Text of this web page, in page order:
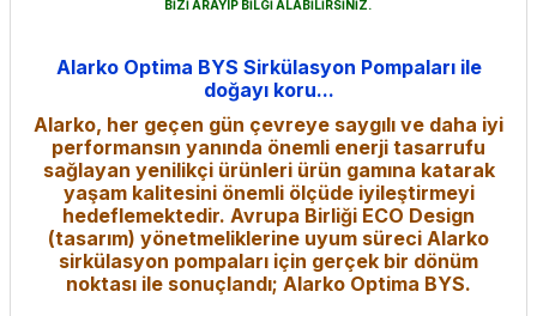
BİZİ ARAYIP BİLGİ ALABİLİRSİNİZ.
Alarko Optima BYS Sirkülasyon Pompaları ile
doğayı koru...
Alarko, her geçen gün çevreye saygılı ve daha iyi
performansın yanında önemli enerji tasarrufu
sağlayan yenilikçi ürünleri ürün gamına katarak
yaşam kalitesini önemli ölçüde iyileştirmeyi
hedeflemektedir. Avrupa Birliği ECO Design
(tasarım) yönetmeliklerine uyum süreci Alarko
sirkülasyon pompaları için gerçek bir dönüm
noktası ile sonuçlandı; Alarko Optima BYS.